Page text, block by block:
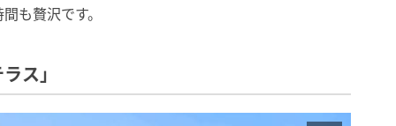
も贅沢です。
ス」